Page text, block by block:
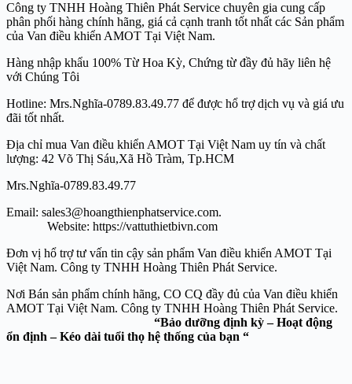
Công ty TNHH Hoàng Thiên Phát Service chuyên gia cung cấp
phân phối hàng chính hãng, giá cả cạnh tranh tốt nhất các Sản phẩm
của Van điều khiển AMOT Tại Việt Nam.
Hàng nhập khẩu 100% Từ Hoa Kỳ, Chứng từ đầy đủ hãy liên hệ
với Chúng Tôi
Hotline: Mrs.Nghĩa-0789.83.49.77 để được hổ trợ dịch vụ và giá ưu
đãi tốt nhất.
Địa chỉ mua Van điều khiển AMOT Tại Việt Nam uy tín và chất
lượng: 42 Võ Thị Sáu,Xã Hồ Tràm, Tp.HCM
Mrs.Nghĩa-0789.83.49.77
Email: sales3@hoangthienphatservice.com.
Website: https://vattuthietbivn.com
Đơn vị hổ trợ tư vấn tin cậy sản phẩm Van điều khiển AMOT Tại
Việt Nam. Công ty TNHH Hoàng Thiên Phát Service.
Nơi Bán sản phẩm chính hãng, CO CQ đầy đủ của Van điều khiển
AMOT Tại Việt Nam. Công ty TNHH Hoàng Thiên Phát Service.
“Bảo dưỡng định kỳ – Hoạt động
ổn định – Kéo dài tuổi thọ hệ thống của bạn “